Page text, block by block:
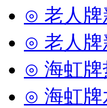
⊙ 老人牌
⊙ 老人牌
⊙ 海虹牌
⊙ 海虹牌